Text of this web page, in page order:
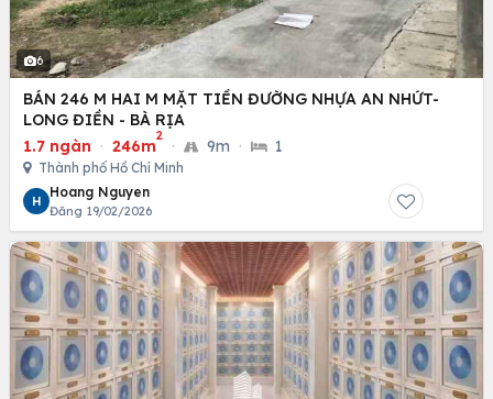
6
BÁN 246 M HAI M MẶT TIỀN ĐƯỜNG NHỰA AN NHỨT-
LONG ĐIỀN - BÀ RỊA
1.7 ngàn · 246m
2
· 9m · 1
Thành phố Hồ Chí Minh
H
Hoang Nguyen
Đăng 19/02/2026